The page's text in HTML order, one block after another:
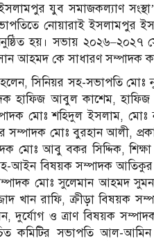
যুব সমাজকল্যাণ
নোয়ারাই ইসলামপুর
হয়। সভায় ২০২৬–২০২৭
আহমদ কে সাধারণ সম্পাদক
হলেন, সিনিয়র সহ-সভাপতি
হাফিজ আবুল কাশেম,
মোঃ শহিদুল ইসলাম,
সম্পাদক মোঃ বুরহান আলী,
মোঃ আবু বকর সিদ্দিক,
আইন বিষয়ক সম্পাদক আতিকুর
মোঃ সুলেমান আহমদ
খান রাফি, ক্রীড়া বিষয়ক
দুর্যোগ ও ত্রাণ বিষয়ক
কমিটির সভাপতি আল-